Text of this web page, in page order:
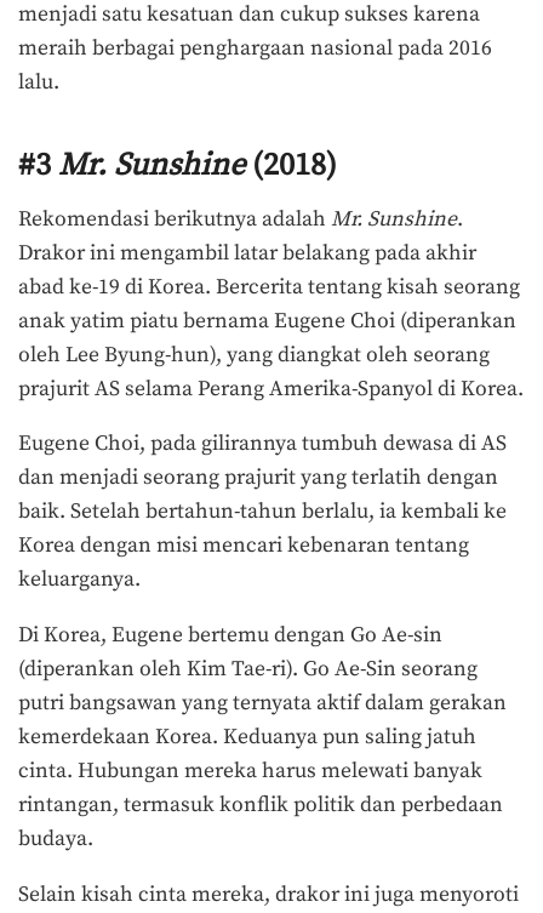
menjadi satu kesatuan dan cukup sukses karena
meraih berbagai penghargaan nasional pada 2016
lalu.
#3 Mr. Sunshine(2018)
Rekomendasi berikutnya adalah Mr. Sunshine.
Drakor ini mengambil latar belakang pada akhir
abad ke-19 di Korea. Bercerita tentang kisah seorang
anak yatim piatu bernama Eugene Choi (diperankan
oleh Lee Byung-hun), yang diangkat oleh seorang
prajurit AS selama Perang Amerika-Spanyol di Korea.
Eugene Choi, pada gilirannya tumbuh dewasa di AS
dan menjadi seorang prajurit yang terlatih dengan
baik. Setelah bertahun-tahun berlalu, ia kembali ke
Korea dengan misi mencari kebenaran tentang
keluarganya.
Di Korea, Eugene bertemu dengan Go Ae-sin
(diperankan oleh Kim Tae-ri). Go Ae-Sin seorang
putri bangsawan yang ternyata aktif dalam gerakan
kemerdekaan Korea. Keduanya pun saling jatuh
cinta. Hubungan mereka harus melewati banyak
rintangan, termasuk konflik politik dan perbedaan
budaya.
Selain kisah cinta mereka, drakor ini juga menyoroti